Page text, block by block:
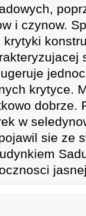
i czynow.
krytyce.
dobrze.
w
sie ze